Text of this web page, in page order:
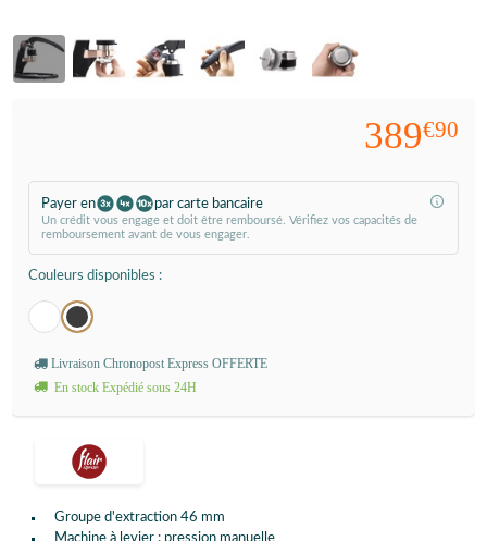
Groupe d'extraction 46 mm
Machine à levier : pression manuelle
389€90
Payer en par carte bancaire
Un crédit vous engage et doit être remboursé. Vérifiez vos capacités de
remboursement avant de vous engager.
Couleurs disponibles :
Livraison Chronopost Express OFFERTE
En stock Expédié sous 24H